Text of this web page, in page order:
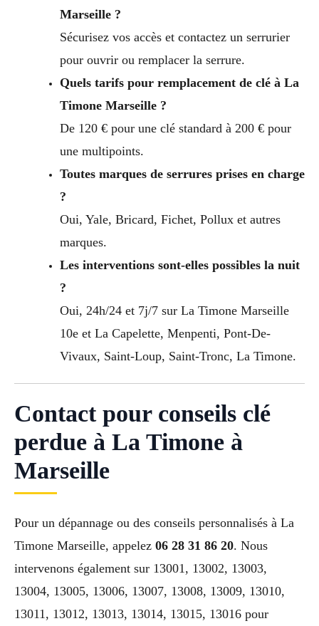
Marseille ?
Sécurisez vos accès et contactez un serrurier
pour ouvrir ou remplacer la serrure.
Quels tarifs pour remplacement de clé à La
Timone Marseille ?
De 120 € pour une clé standard à 200 € pour
une multipoints.
Toutes marques de serrures prises en charge
?
Oui, Yale, Bricard, Fichet, Pollux et autres
marques.
Les interventions sont-elles possibles la nuit
?
Oui, 24h/24 et 7j/7 sur La Timone Marseille
10e et La Capelette, Menpenti, Pont-De-
Vivaux, Saint-Loup, Saint-Tronc, La Timone.
Contact pour conseils clé
perdue à La Timone à
Marseille
Pour un dépannage ou des conseils personnalisés à La
Timone Marseille, appelez 06 28 31 86 20. Nous
intervenons également sur 13001, 13002, 13003,
13004, 13005, 13006, 13007, 13008, 13009, 13010,
13011, 13012, 13013, 13014, 13015, 13016 pour